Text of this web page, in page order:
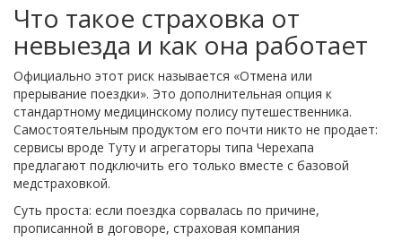
Что такое страховка от
невыезда и как она работает
Официально этот риск называется «Отмена или
прерывание поездки». Это дополнительная опция к
стандартному медицинскому полису путешественника.
Самостоятельным продуктом его почти никто не продает:
сервисы вроде Туту и агрегаторы типа Черехапа
предлагают подключить его только вместе с базовой
медстраховкой.
Суть проста: если поездка сорвалась по причине,
прописанной в договоре, страховая компания